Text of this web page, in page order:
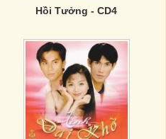
Hồi Tưởng - CD4